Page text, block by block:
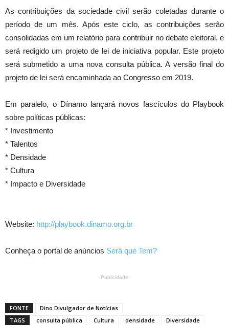
As contribuições da sociedade civil serão coletadas durante o
período de um mês. Após este ciclo, as contribuições serão
consolidadas em um relatório para contribuir no debate eleitoral, e
será redigido um projeto de lei de iniciativa popular. Este projeto
será submetido a uma nova consulta pública. A versão final do
projeto de lei será encaminhada ao Congresso em 2019.
Em paralelo, o Dínamo lançará novos fascículos do Playbook
sobre políticas públicas:
* Investimento
* Talentos
* Densidade
* Cultura
* Impacto e Diversidade
Website: http://playbook.dinamo.org.br
Conheça o portal de anúncios Será que Tem?
Publicidade
FONTE
Dino Divulgador de Notícias
TAGS
consulta pública Cultura densidade
Diversidade